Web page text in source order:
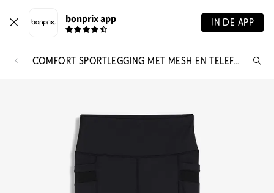
bonprix app IN DE APP
COMFORT SPORTLEGGING MET MESH EN TELEFOONZAK